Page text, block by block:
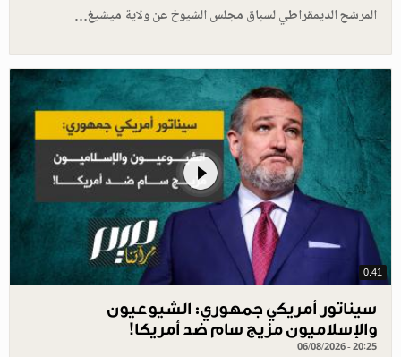
المرشح الديمقراطي لسباق مجلس الشيوخ عن ولاية ميشيغ…
0.41
سيناتور أمريكي جمهوري: الشيوعيون
والإسلاميون مزيج سام ضد أمريكا!
06/08/2026 - 20:25